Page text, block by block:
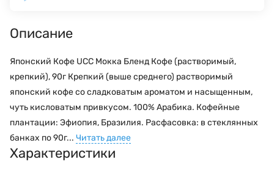
Описание
Японский Кофе UCC Мокка Бленд Кофе (растворимый,
крепкий), 90г Крепкий (выше среднего) растворимый
японский кофе со сладковатым ароматом и насыщенным,
чуть кисловатым привкусом. 100% Арабика. Кофейные
плантации: Эфиопия, Бразилия. Расфасовка: в стеклянных
банках по 90г... Читать далее
Характеристики